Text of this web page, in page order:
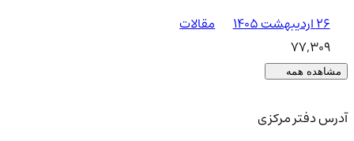
۲۶ اردیبهشت ۱۴۰۵
مقالات
77,309
مشاهده همه
آدرس دفتر مرکزی